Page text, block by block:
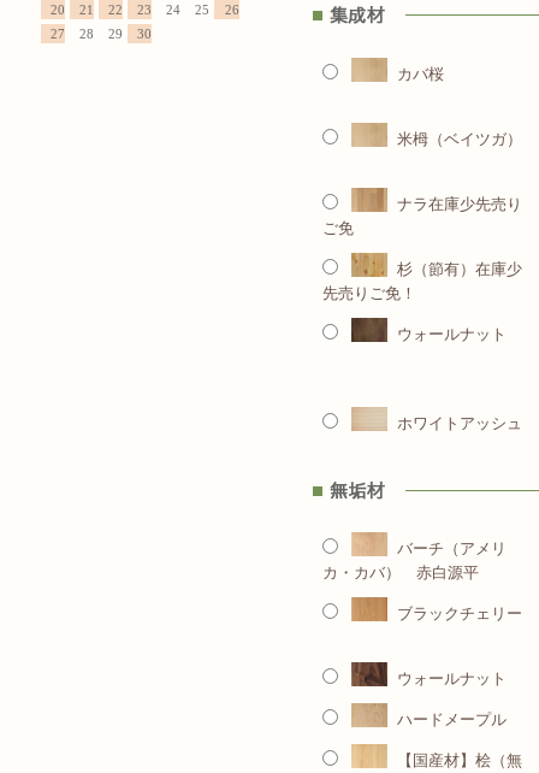
20
21 22 23 24 25
26
27
28 29 30
カバ桜
米栂（ベイツガ）
ナラ在庫少先売り
ご免
杉（節有）在庫少
先売りご免！
ウォールナット
ホワイトアッシュ
バーチ（アメリ
カ・カバ） 赤白源平
ブラックチェリー
ウォールナット
ハードメープル
【国産材】桧（無